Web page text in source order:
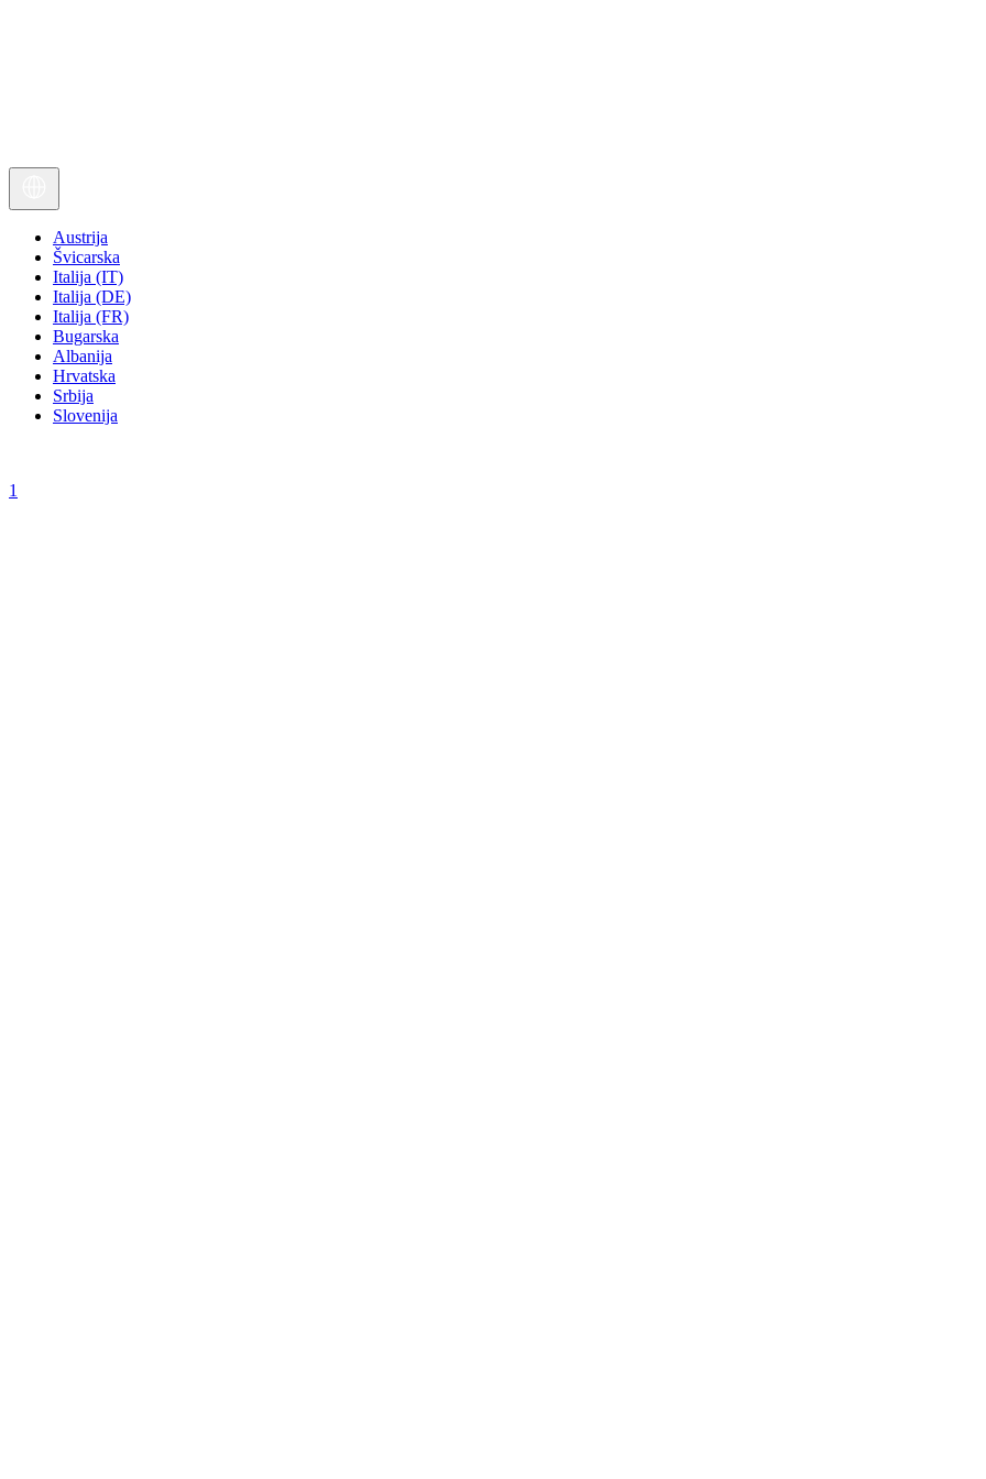
Austrija
Švicarska
Italija (IT)
Italija (DE)
Italija (FR)
Bugarska
Albanija
Hrvatska
Srbija
Slovenija
1